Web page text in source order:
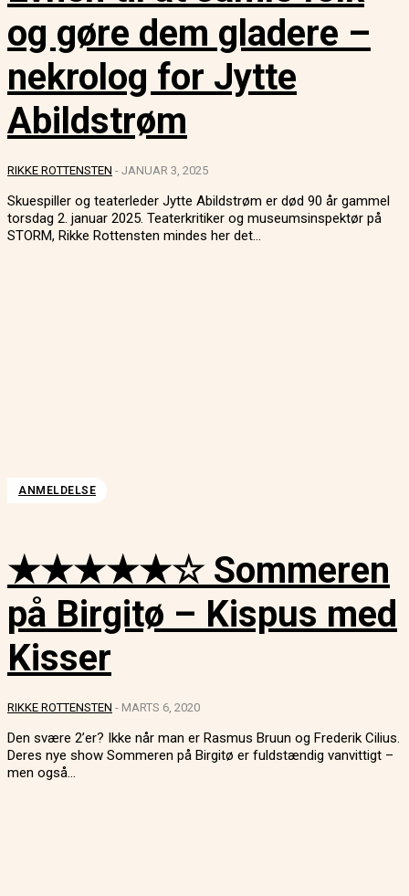
og gøre dem gladere –
nekrolog for Jytte
Abildstrøm
RIKKE ROTTENSTEN - JANUAR 3, 2025
Skuespiller og teaterleder Jytte Abildstrøm er død 90 år gammel
torsdag 2. januar 2025. Teaterkritiker og museumsinspektør på
STORM, Rikke Rottensten mindes her det...
ANMELDELSE
★★★★★☆ Sommeren
på Birgitø – Kispus med
Kisser
RIKKE ROTTENSTEN - MARTS 6, 2020
Den svære 2’er? Ikke når man er Rasmus Bruun og Frederik Cilius.
Deres nye show Sommeren på Birgitø er fuldstændig vanvittigt –
men også...